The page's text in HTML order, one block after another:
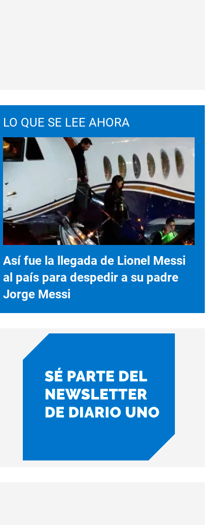
LO QUE SE LEE AHORA
Así fue la llegada de Lionel Messi
al país para despedir a su padre
Jorge Messi